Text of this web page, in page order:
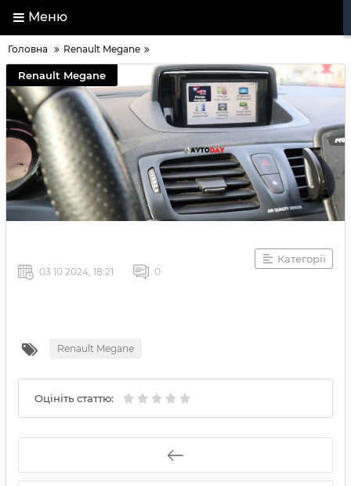
Меню
Головна Renault Megane
Renault Megane
Категорії
03 10 2024, 18:21 0
Renault Megane
Оцініть статтю: